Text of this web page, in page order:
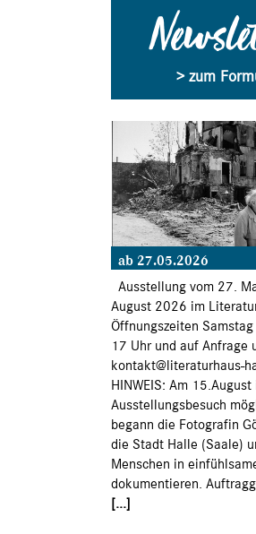
> zum
ab 27.05.2026
Ausstellung vom 27.
August 2026 im
Öffnungszeiten
17 Uhr und auf Anfrage
kontakt@literaturhaus-
HINWEIS: Am
Ausstellungsbesuch
begann die Fotografin
die Stadt Halle (Saale)
Menschen in
dokumentieren.
[...]